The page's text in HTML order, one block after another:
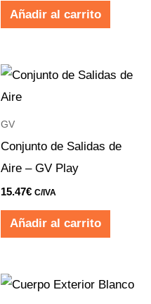
Añadir al carrito
GV
Conjunto de Salidas de
Aire – GV Play
15.47€ C/IVA
Añadir al carrito